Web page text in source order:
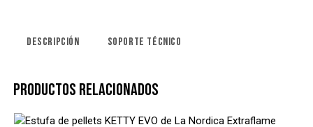
DESCRIPCIÓN SOPORTE TÉCNICO
PRODUCTOS RELACIONADOS